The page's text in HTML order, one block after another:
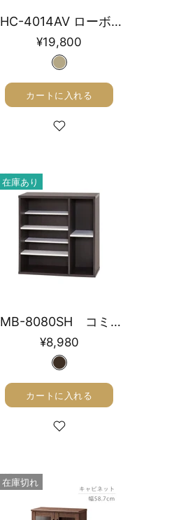
CHC-4014AV ローボード 幅137㎝
¥19,800
カートに入れる
在庫あり
CMB-8080SH コミックシェルフ 幅75.8cm
¥8,980
カートに入れる
在庫切れ